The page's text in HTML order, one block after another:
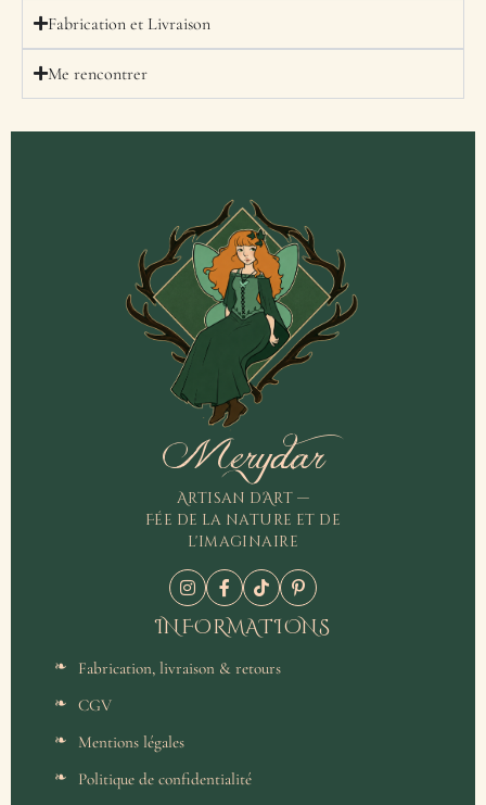
Fabrication et Livraison
Me rencontrer
Merydar
Artisan d'Art —
Fée de la nature et de
l'imaginaire
INFORMATIONS
Fabrication, livraison & retours
CGV
Mentions légales
Politique de confidentialité